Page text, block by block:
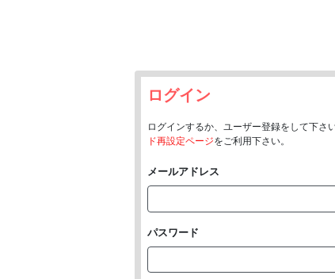
ログイン
ログインするか、ユーザー登録をして下さ
ド再設定ページをご利用下さい。
メールアドレス
パスワード